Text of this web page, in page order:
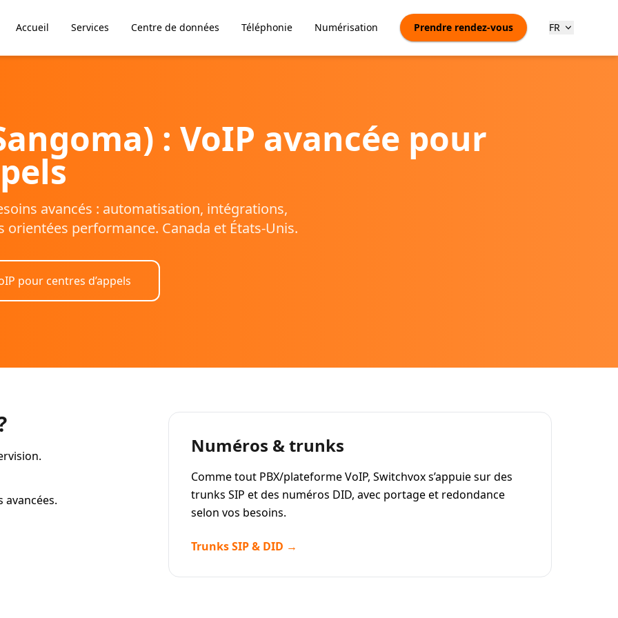
Accueil Services Centre de données Téléphonie Numérisation Prendre rendez-vous FR
: VoIP avancée pour
avancés : automatisation, intégrations,
performance. Canada et États-Unis.
pour centres d’appels
Numéros & trunks
Comme tout PBX/plateforme VoIP, Switchvox s’appuie sur des
trunks SIP et des numéros DID, avec portage et redondance
selon vos besoins.
Trunks SIP & DID →